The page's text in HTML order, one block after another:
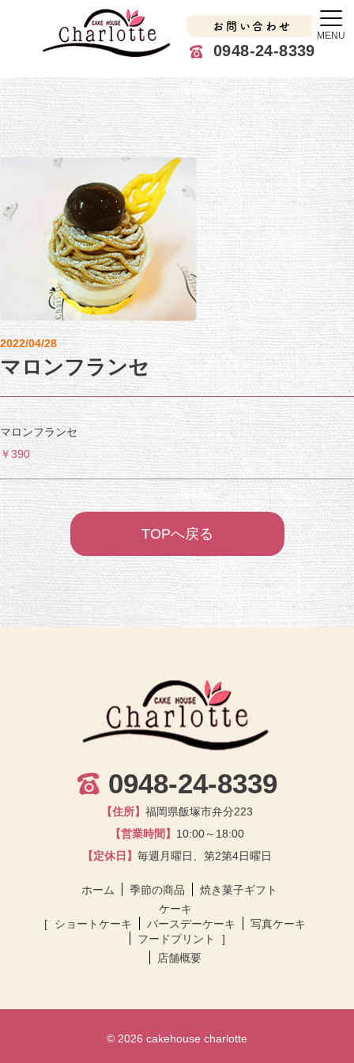
お問い合わせ
0948-24-8339
MENU
2022/04/28
マロンフランセ
マロンフランセ
￥390
TOPへ戻る
0948-24-8339
【住所】 福岡県飯塚市弁分223
【営業時間】 10:00～18:00
【定休日】 毎週月曜日、第2第4日曜日
ホーム 季節の商品
焼き菓子ギフト
ケーキ
ショートケーキ
バースデーケーキ
写真ケーキ
フードプリント
店舗概要
© 2026 cakehouse charlotte